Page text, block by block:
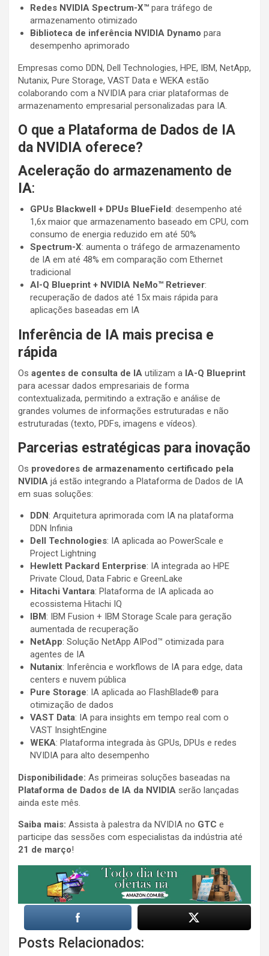
Redes NVIDIA Spectrum-X™ para tráfego de
armazenamento otimizado
Biblioteca de inferência NVIDIA Dynamo para
desempenho aprimorado
Empresas como DDN, Dell Technologies, HPE, IBM, NetApp,
Nutanix, Pure Storage, VAST Data e WEKA estão
colaborando com a NVIDIA para criar plataformas de
armazenamento empresarial personalizadas para IA.
O que a Plataforma de Dados de IA
da NVIDIA oferece?
Aceleração do armazenamento de
IA:
GPUs Blackwell + DPUs BlueField: desempenho até
1,6x maior que armazenamento baseado em CPU, com
consumo de energia reduzido em até 50%
Spectrum-X: aumenta o tráfego de armazenamento
de IA em até 48% em comparação com Ethernet
tradicional
AI-Q Blueprint + NVIDIA NeMo™ Retriever:
recuperação de dados até 15x mais rápida para
aplicações baseadas em IA
Inferência de IA mais precisa e
rápida
Os agentes de consulta de IA utilizam a IA-Q Blueprint
para acessar dados empresariais de forma
contextualizada, permitindo a extração e análise de
grandes volumes de informações estruturadas e não
estruturadas (texto, PDFs, imagens e vídeos).
Parcerias estratégicas para inovação
Os provedores de armazenamento certificado pela
NVIDIA já estão integrando a Plataforma de Dados de IA
em suas soluções:
DDN: Arquitetura aprimorada com IA na plataforma
DDN Infinia
Dell Technologies: IA aplicada ao PowerScale e
Project Lightning
Hewlett Packard Enterprise: IA integrada ao HPE
Private Cloud, Data Fabric e GreenLake
Hitachi Vantara: Plataforma de IA aplicada ao
ecossistema Hitachi IQ
IBM: IBM Fusion + IBM Storage Scale para geração
aumentada de recuperação
NetApp: Solução NetApp AIPod™ otimizada para
agentes de IA
Nutanix: Inferência e workflows de IA para edge, data
centers e nuvem pública
Pure Storage: IA aplicada ao FlashBlade® para
otimização de dados
VAST Data: IA para insights em tempo real com o
VAST InsightEngine
WEKA: Plataforma integrada às GPUs, DPUs e redes
NVIDIA para alto desempenho
Disponibilidade: As primeiras soluções baseadas na
Plataforma de Dados de IA da NVIDIA serão lançadas
ainda este mês.
Saiba mais: Assista à palestra da NVIDIA no GTC e
participe das sessões com especialistas da indústria até
21 de março!
Posts Relacionados: